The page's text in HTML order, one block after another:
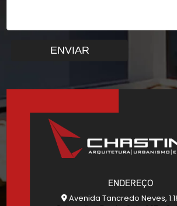
ENDEREÇO
Avenida Tancredo Neves,